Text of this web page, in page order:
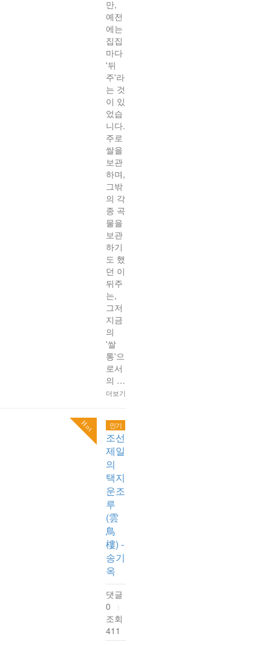
만,
예전
에는
집집
마다
'뒤
주'라
는 것
이 있
었습
니다.
주로
쌀을
보관
하며,
그밖
의 각
종 곡
물을
보관
하기
도 했
던 이
뒤주
는,
그저
지금
의
'쌀
통'으
로서
의 …
더보기
Hot 인기
조선
제일
의
택지
운조
루
(雲
鳥
樓) -
송기
옥
댓글
0
|
조회
411